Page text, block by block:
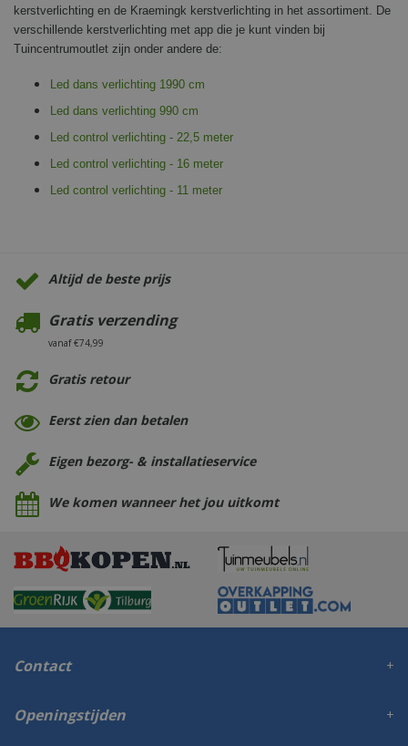
kerstverlichting en de Kraemingk kerstverlichting in het assortiment. De
verschillende kerstverlichting met app die je kunt vinden bij
Tuincentrumoutlet zijn onder andere de:
Led dans verlichting 1990 cm
Led dans verlichting 990 cm
Led control verlichting - 22,5 meter
Led control verlichting - 16 meter
Led control verlichting - 11 meter
Altijd de beste prijs
Gratis verzending
vanaf €74,99
Gratis retour
Eerst zien dan betalen
Eigen bezorg- & installatieservice
We komen wanneer het jou uitkomt
Contact
Openingstijden